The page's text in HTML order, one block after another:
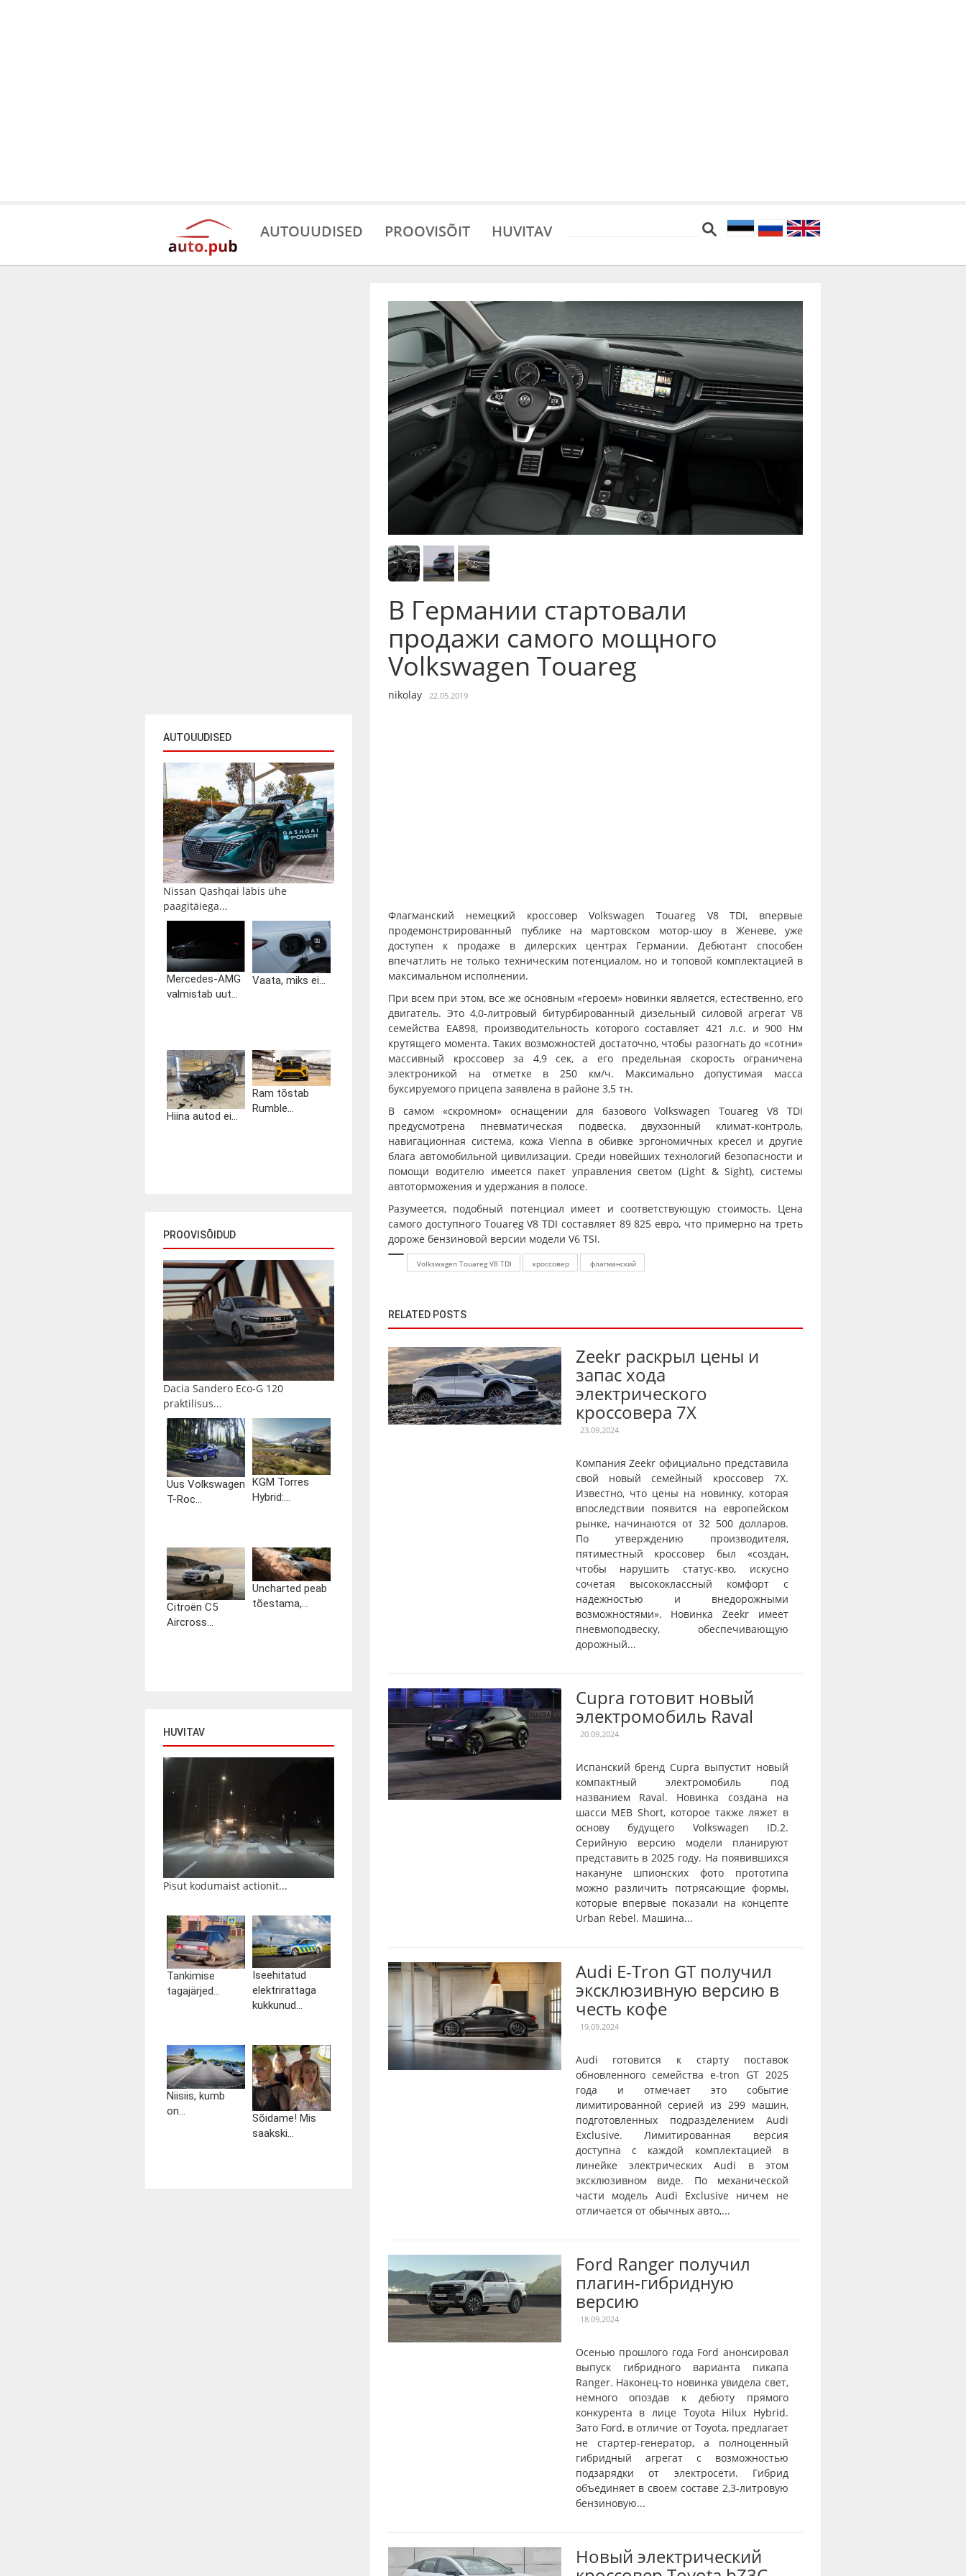
AUTOUUDISED PROOVISÕIT HUVITAV
AUTOUUDISED
Nissan Qashqai läbis ühe
paagitäiega...
Mercedes-AMG
valmistab uut...
Vaata, miks ei...
Hiina autod ei...
Ram tõstab
Rumble...
PROOVISÕIDUD
Dacia Sandero Eco-G 120
praktilisus...
Uus Volkswagen
T-Roc...
KGM Torres
Hybrid:...
Citroën C5
Aircross...
Uncharted peab
tõestama,...
HUVITAV
Pisut kodumaist actionit...
Tankimise
tagajärjed...
Iseehitatud
elektrirattaga
kukkunud...
Niisiis, kumb
on...
Sõidame! Mis
saakski...
В Германии стартовали
продажи самого мощного
Volkswagen Touareg
nikolay 22.05.2019
Флагманский немецкий кроссовер Volkswagen Touareg V8 TDI, впервые
продемонстрированный публике на мартовском мотор-шоу в Женеве, уже
доступен к продаже в дилерских центрах Германии. Дебютант способен
впечатлить не только техническим потенциалом, но и топовой комплектацией в
максимальном исполнении.
При всем при этом, все же основным «героем» новинки является, естественно, его
двигатель. Это 4,0-литровый битурбированный дизельный силовой агрегат V8
семейства ЕА898, производительность которого составляет 421 л.с. и 900 Нм
крутящего момента. Таких возможностей достаточно, чтобы разогнать до «сотни»
массивный кроссовер за 4,9 сек, а его предельная скорость ограничена
электроникой на отметке в 250 км/ч. Максимально допустимая масса
буксируемого прицепа заявлена в районе 3,5 тн.
В самом «скромном» оснащении для базового Volkswagen Touareg V8 TDI
предусмотрена пневматическая подвеска, двухзонный климат-контроль,
навигационная система, кожа Vienna в обивке эргономичных кресел и другие
блага автомобильной цивилизации. Среди новейших технологий безопасности и
помощи водителю имеется пакет управления светом (Light & Sight), системы
автоторможения и удержания в полосе.
Разумеется, подобный потенциал имеет и соответствующую стоимость. Цена
самого доступного Touareg V8 TDI составляет 89 825 евро, что примерно на треть
дороже бензиновой версии модели V6 TSI.
Volkswagen Touareg V8 TDI кроссовер флагманский
RELATED POSTS
Zeekr раскрыл цены и
запас хода
электрического
кроссовера 7X
23.09.2024
Компания Zeekr официально представила
свой новый семейный кроссовер 7X.
Известно, что цены на новинку, которая
впоследствии появится на европейском
рынке, начинаются от 32 500 долларов.
По утверждению производителя,
пятиместный кроссовер был «создан,
чтобы нарушить статус-кво, искусно
сочетая высококлассный комфорт с
надежностью и внедорожными
возможностями». Новинка Zeekr имеет
пневмоподвеску, обеспечивающую
дорожный...
Cupra готовит новый
электромобиль Raval
20.09.2024
Испанский бренд Cupra выпустит новый
компактный электромобиль под
названием Raval. Новинка создана на
шасси MEB Short, которое также ляжет в
основу будущего Volkswagen ID.2.
Серийную версию модели планируют
представить в 2025 году. На появившихся
накануне шпионских фото прототипа
можно различить потрясающие формы,
которые впервые показали на концепте
Urban Rebel. Машина...
Audi E-Tron GT получил
эксклюзивную версию в
честь кофе
19.09.2024
Audi готовится к старту поставок
обновленного семейства e-tron GT 2025
года и отмечает это событие
лимитированной серией из 299 машин,
подготовленных подразделением Audi
Exclusive. Лимитированная версия
доступна с каждой комплектацией в
линейке электрических Audi в этом
эксклюзивном виде. По механической
части модель Audi Exclusive ничем не
отличается от обычных авто,...
Ford Ranger получил
плагин-гибридную
версию
18.09.2024
Осенью прошлого года Ford анонсировал
выпуск гибридного варианта пикапа
Ranger. Наконец-то новинка увидела свет,
немного опоздав к дебюту прямого
конкурента в лице Toyota Hilux Hybrid.
Зато Ford, в отличие от Toyota, предлагает
не стартер-генератор, а полноценный
гибридный агрегат с возможностью
подзарядки от электросети. Гибрид
объединяет в своем составе 2,3-литровую
бензиновую...
Новый электрический